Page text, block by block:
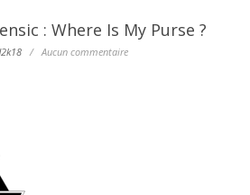
: Where Is My Purse ?
/Aucun commentaire